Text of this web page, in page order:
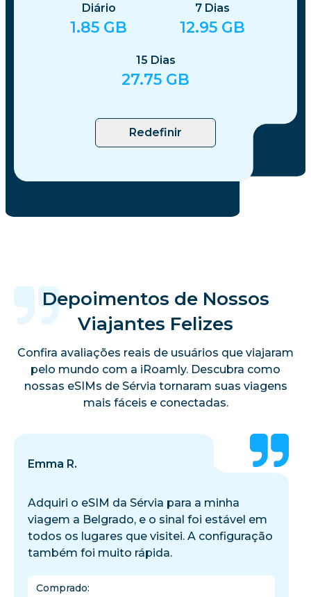
Diário
1.85 GB
7 Dias
12.95 GB
15 Dias
27.75 GB
Redefinir
Depoimentos de Nossos
Viajantes Felizes
Confira avaliações reais de usuários que viajaram
pelo mundo com a iRoamly. Descubra como
nossas eSIMs de Sérvia tornaram suas viagens
mais fáceis e conectadas.
Emma R.
Adquiri o eSIM da Sérvia para a minha
viagem a Belgrado, e o sinal foi estável em
todos os lugares que visitei. A configuração
também foi muito rápida.
Comprado: